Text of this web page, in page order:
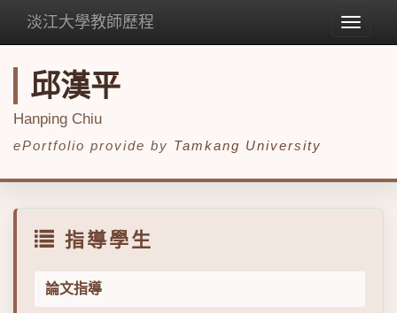
Toggle
淡江大學教師歷程
邱漢平
Hanping Chiu
ePortfolio provide by Tamkang University
指導學生
論文指導